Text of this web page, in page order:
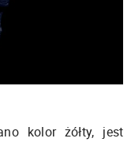
kolor żółty, jest